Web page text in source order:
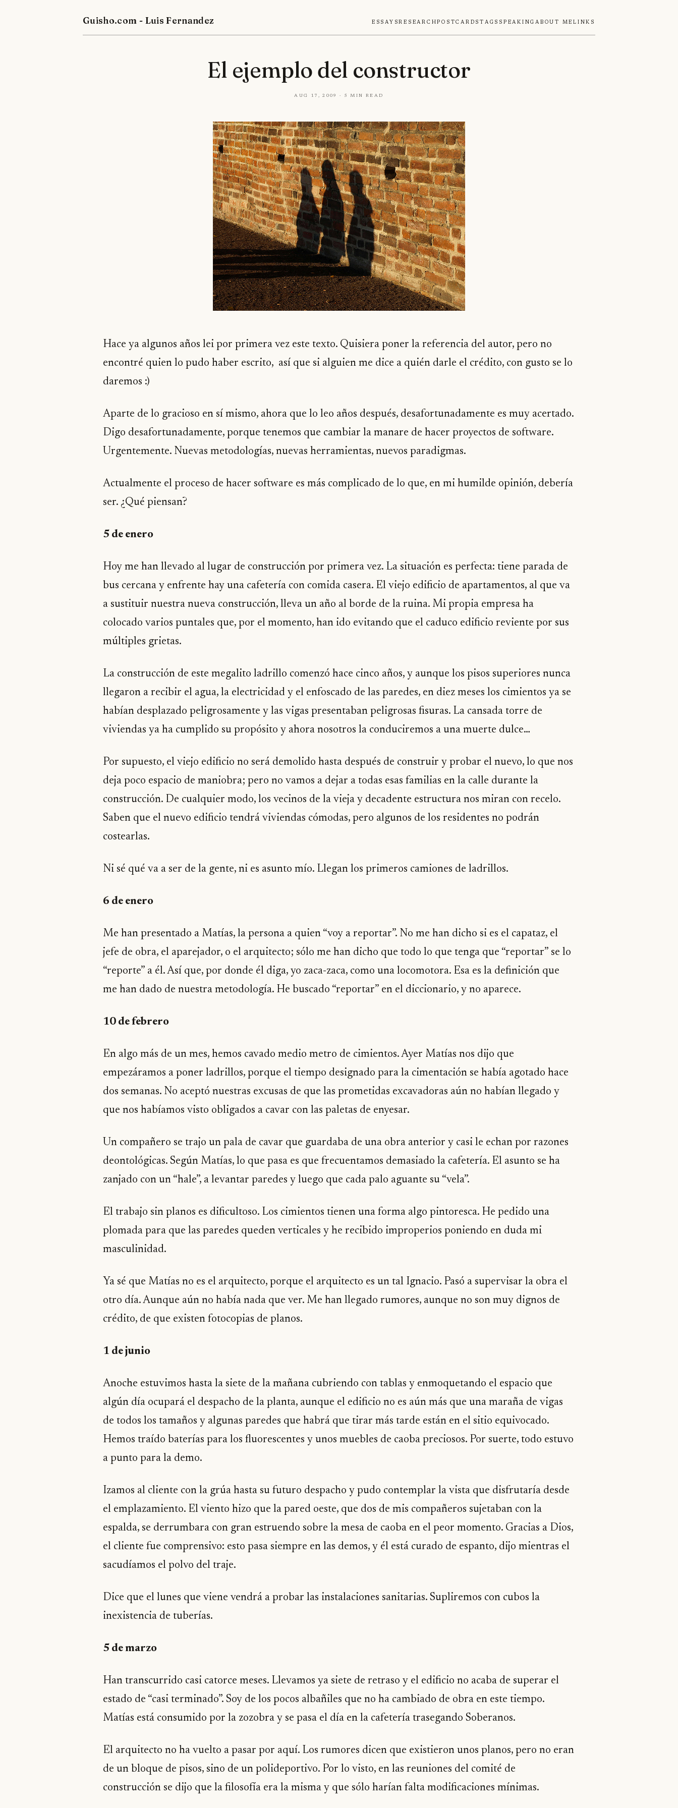
Guisho.com - Luis Fernandez EssaysResearchPostcardsTags SpeakingAbout MeLinks
El ejemplo del constructor
Aug 17, 2009 · 5 min read
Hace ya algunos años lei por primera vez este texto. Quisiera poner la referencia del autor, pero no
encontré quien lo pudo haber escrito, así que si alguien me dice a quién darle el crédito, con gusto se lo
daremos :)
Aparte de lo gracioso en sí mismo, ahora que lo leo años después, desafortunadamente es muy acertado.
Digo desafortunadamente, porque tenemos que cambiar la manare de hacer proyectos de software.
Urgentemente. Nuevas metodologías, nuevas herramientas, nuevos paradigmas.
Actualmente el proceso de hacer software es más complicado de lo que, en mi humilde opinión, debería
ser. ¿Qué piensan?
5 de enero
Hoy me han llevado al lugar de construcción por primera vez. La situación es perfecta: tiene parada de
bus cercana y enfrente hay una cafetería con comida casera. El viejo edificio de apartamentos, al que va
a sustituir nuestra nueva construcción, lleva un año al borde de la ruina. Mi propia empresa ha
colocado varios puntales que, por el momento, han ido evitando que el caduco edificio reviente por sus
múltiples grietas.
La construcción de este megalito ladrillo comenzó hace cinco años, y aunque los pisos superiores nunca
llegaron a recibir el agua, la electricidad y el enfoscado de las paredes, en diez meses los cimientos ya se
habían desplazado peligrosamente y las vigas presentaban peligrosas fisuras. La cansada torre de
viviendas ya ha cumplido su propósito y ahora nosotros la conduciremos a una muerte dulce…
Por supuesto, el viejo edificio no será demolido hasta después de construir y probar el nuevo, lo que nos
deja poco espacio de maniobra; pero no vamos a dejar a todas esas familias en la calle durante la
construcción. De cualquier modo, los vecinos de la vieja y decadente estructura nos miran con recelo.
Saben que el nuevo edificio tendrá viviendas cómodas, pero algunos de los residentes no podrán
costearlas.
Ni sé qué va a ser de la gente, ni es asunto mío. Llegan los primeros camiones de ladrillos.
6 de enero
Me han presentado a Matías, la persona a quien “voy a reportar”. No me han dicho si es el capataz, el
jefe de obra, el aparejador, o el arquitecto; sólo me han dicho que todo lo que tenga que “reportar” se lo
“reporte” a él. Así que, por donde él diga, yo zaca-zaca, como una locomotora. Esa es la definición que
me han dado de nuestra metodología. He buscado “reportar” en el diccionario, y no aparece.
10 de febrero
En algo más de un mes, hemos cavado medio metro de cimientos. Ayer Matías nos dijo que
empezáramos a poner ladrillos, porque el tiempo designado para la cimentación se había agotado hace
dos semanas. No aceptó nuestras excusas de que las prometidas excavadoras aún no habían llegado y
que nos habíamos visto obligados a cavar con las paletas de enyesar.
Un compañero se trajo un pala de cavar que guardaba de una obra anterior y casi le echan por razones
deontológicas. Según Matías, lo que pasa es que frecuentamos demasiado la cafetería. El asunto se ha
zanjado con un “hale”, a levantar paredes y luego que cada palo aguante su “vela”.
El trabajo sin planos es dificultoso. Los cimientos tienen una forma algo pintoresca. He pedido una
plomada para que las paredes queden verticales y he recibido improperios poniendo en duda mi
masculinidad.
Ya sé que Matías no es el arquitecto, porque el arquitecto es un tal Ignacio. Pasó a supervisar la obra el
otro día. Aunque aún no había nada que ver. Me han llegado rumores, aunque no son muy dignos de
crédito, de que existen fotocopias de planos.
1 de junio
Anoche estuvimos hasta la siete de la mañana cubriendo con tablas y enmoquetando el espacio que
algún día ocupará el despacho de la planta, aunque el edificio no es aún más que una maraña de vigas
de todos los tamaños y algunas paredes que habrá que tirar más tarde están en el sitio equivocado.
Hemos traído baterías para los fluorescentes y unos muebles de caoba preciosos. Por suerte, todo estuvo
a punto para la demo.
Izamos al cliente con la grúa hasta su futuro despacho y pudo contemplar la vista que disfrutaría desde
el emplazamiento. El viento hizo que la pared oeste, que dos de mis compañeros sujetaban con la
espalda, se derrumbara con gran estruendo sobre la mesa de caoba en el peor momento. Gracias a Dios,
el cliente fue comprensivo: esto pasa siempre en las demos, y él está curado de espanto, dijo mientras el
sacudíamos el polvo del traje.
Dice que el lunes que viene vendrá a probar las instalaciones sanitarias. Supliremos con cubos la
inexistencia de tuberías.
5 de marzo
Han transcurrido casi catorce meses. Llevamos ya siete de retraso y el edificio no acaba de superar el
estado de “casi terminado”. Soy de los pocos albañiles que no ha cambiado de obra en este tiempo.
Matías está consumido por la zozobra y se pasa el día en la cafetería trasegando Soberanos.
El arquitecto no ha vuelto a pasar por aquí. Los rumores dicen que existieron unos planos, pero no eran
de un bloque de pisos, sino de un polideportivo. Por lo visto, en las reuniones del comité de
construcción se dijo que la filosofía era la misma y que sólo harían falta modificaciones mínimas.